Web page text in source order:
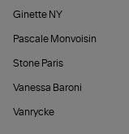
Ginette NY
Pascale Monvoisin
Stone Paris
Vanessa Baroni
Vanrycke